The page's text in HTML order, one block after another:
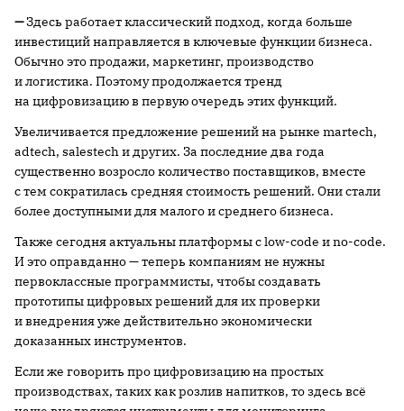
—Здесь работает классический подход, когда больше
инвестиций направляется в ключевые функции бизнеса.
Обычно это продажи, маркетинг, производство
и логистика. Поэтому продолжается тренд
на цифровизацию в первую очередь этих функций.
Увеличивается предложение решений на рынке martech,
adtech, salestech и других. За последние два года
существенно возросло количество поставщиков, вместе
с тем сократилась средняя стоимость решений. Они стали
более доступными для малого и среднего бизнеса.
Также сегодня актуальны платформы с low-code и no-code.
И это оправданно — теперь компаниям не нужны
первоклассные программисты, чтобы создавать
прототипы цифровых решений для их проверки
и внедрения уже действительно экономически
доказанных инструментов.
Если же говорить про цифровизацию на простых
производствах, таких как розлив напитков, то здесь всё